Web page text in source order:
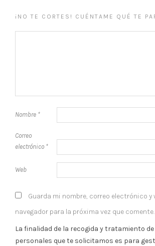
¡NO TE CORTES! CUÉNTAME QUÉ TE
Nombre *
Correo
electrónico *
Web
Guarda mi nombre, correo electrónico y
navegador para la próxima vez que comente.
La finalidad de la recogida y tratamiento
personales que te solicitamos es para